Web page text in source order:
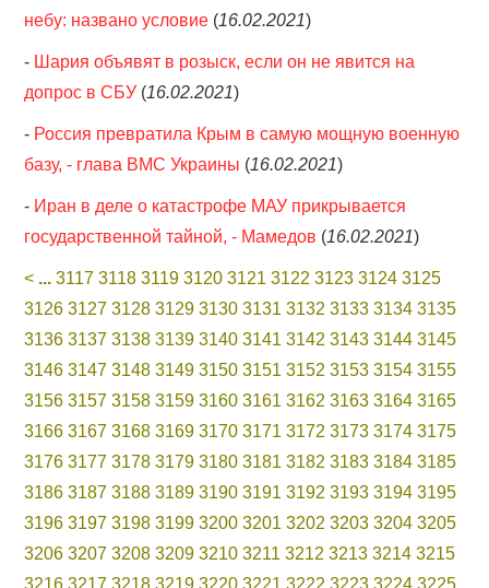
небу: названо условие (16.02.2021)
- Шария объявят в розыск, если он не явится на
допрос в СБУ (16.02.2021)
- Россия превратила Крым в самую мощную военную
базу, - глава ВМС Украины (16.02.2021)
- Иран в деле о катастрофе МАУ прикрывается
государственной тайной, - Мамедов (16.02.2021)
< ... 3117 3118 3119 3120 3121 3122 3123 3124 3125
3126 3127 3128 3129 3130 3131 3132 3133 3134 3135
3136 3137 3138 3139 3140 3141 3142 3143 3144 3145
3146 3147 3148 3149 3150 3151 3152 3153 3154 3155
3156 3157 3158 3159 3160 3161 3162 3163 3164 3165
3166 3167 3168 3169 3170 3171 3172 3173 3174 3175
3176 3177 3178 3179 3180 3181 3182 3183 3184 3185
3186 3187 3188 3189 3190 3191 3192 3193 3194 3195
3196 3197 3198 3199 3200 3201 3202 3203 3204 3205
3206 3207 3208 3209 3210 3211 3212 3213 3214 3215
3216 3217 3218 3219 3220 3221 3222 3223 3224 3225